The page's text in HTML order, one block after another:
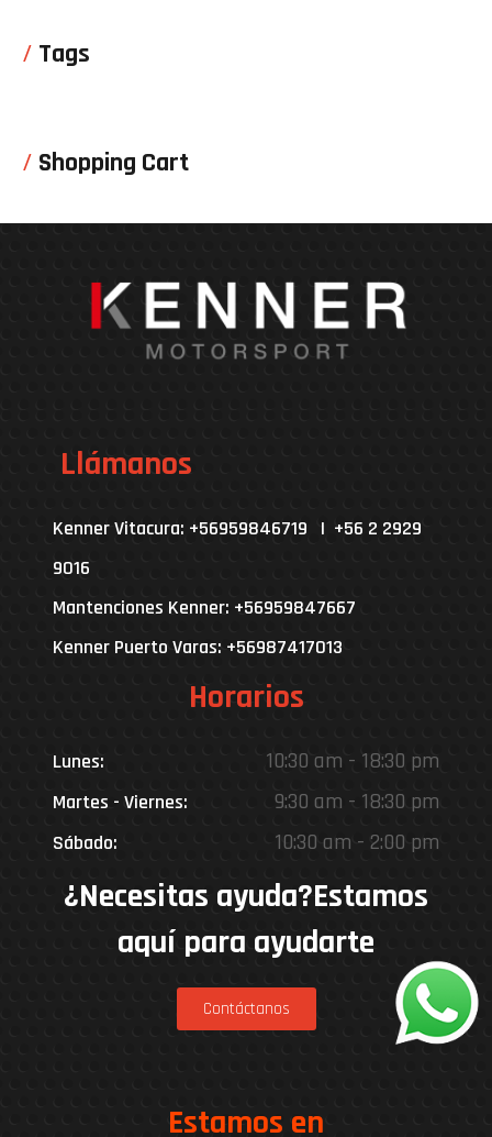
Tags
Shopping Cart
Llámanos
Kenner Vitacura: +56959846719 | +56 2 2929
9016
Mantenciones Kenner: +56959847667
Kenner Puerto Varas: +56987417013
Horarios
Lunes: 10:30 am - 18:30 pm
Martes - Viernes: 9:30 am - 18:30 pm
Sábado: 10:30 am - 2:00 pm
¿Necesitas ayuda?Estamos
aquí para ayudarte
Contáctanos
Estamos en